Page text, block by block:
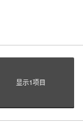
显示1项目